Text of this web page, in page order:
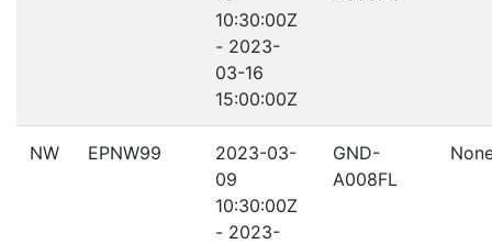
10:30:00Z
- 2023-
03-16
15:00:00Z
NW EPNW99
2023-03-
09
10:30:00Z
- 2023-
GND-
A008FL